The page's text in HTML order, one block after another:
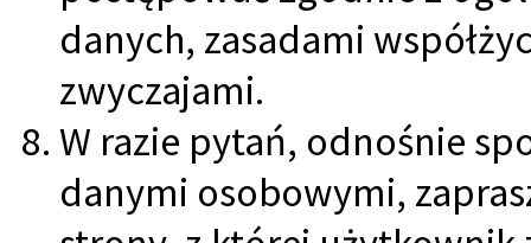
danych, zasadami
zwyczajami.
W razie pytań, odnośnie
danymi osobowymi,